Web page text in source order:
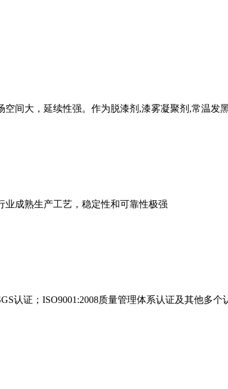
间大，延续性强。作为脱漆剂,漆雾凝聚剂,常温发
业成熟生产工艺，稳定性和可靠性极强
认证；ISO9001:2008质量管理体系认证及其他多个